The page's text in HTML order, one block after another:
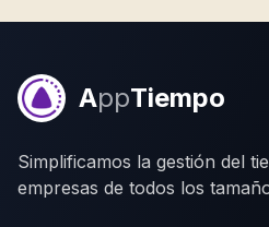
AppTiempo
Simplificamos la gestión del
empresas de todos los